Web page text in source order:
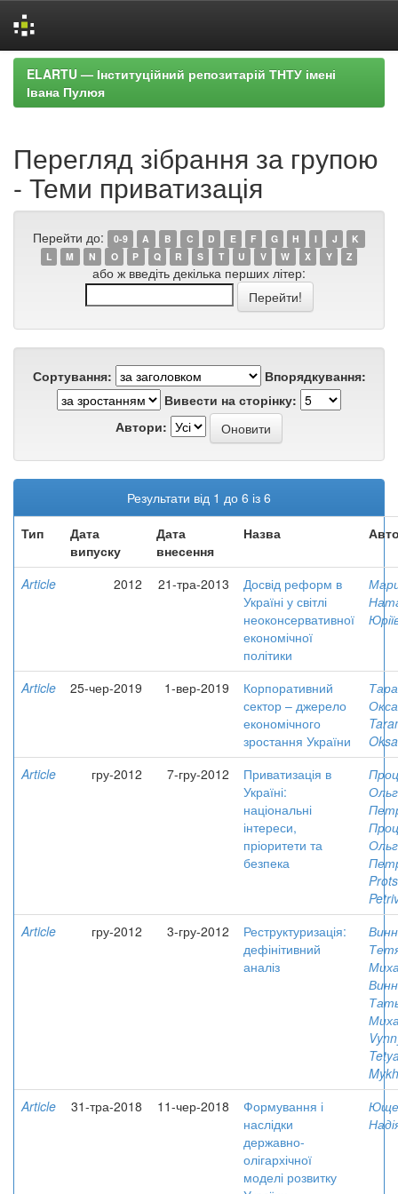
Skip
navigation
ELARTU — Інституційний репозитарій ТНТУ імені
Івана Пулюя
Перегляд зібрання за групою
- Теми приватизація
Перейти до: 0-9 A B C D E F G H I J
K
L
M N O P Q R S T U V W X Y Z
або ж введіть декілька перших літер:
Сортування:
Впорядкування:
Вивести на сторінку:
Автори:
Результати від 1 до 6 із 6
Тип
Дата
випуску
Дата
внесення
Назва
Article 2012 21-тра-2013
Досвід реформ в
Україні у світлі
неоконсервативної
економічної
політики
Article 25-чер-2019 1-вер-2019
Корпоративний
сектор – джерело
економічного
зростання України
Article
гру-2012 7-гру-2012
Приватизація в
Україні:
національні
інтереси,
пріоритети та
безпека
Article
гру-2012 3-гру-2012
Реструктуризація:
дефінітивний
аналіз
Article
31-тра-2018 11-чер-2018
Формування і
наслідки
державно-
олігархічної
моделі розвитку